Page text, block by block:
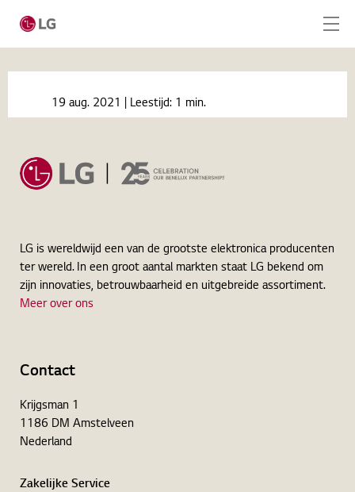
Home
Producten
Nieuws
Service
Améliorer l'expérience à l'hôtel grâce à LG
19 aug. 2021 | Leestijd: 1 min.
LG is wereldwijd een van de grootste elektronica producenten
ter wereld. In een groot aantal markten staat LG bekend om
zijn innovaties, betrouwbaarheid en uitgebreide assortiment.
Meer over ons
Contact
Krijgsman 1
1186 DM Amstelveen
Nederland
Zakelijke Service